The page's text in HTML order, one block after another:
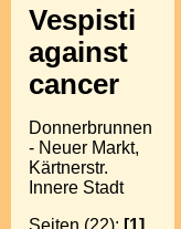
Vespisti
against
cancer
Donnerbrunnen
- Neuer Markt,
Kärtnerstr.
Innere Stadt
Seiten (22): [1]